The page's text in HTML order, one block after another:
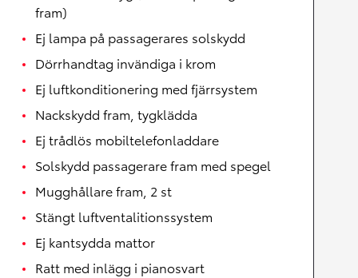
fram)
Ej lampa på passagerares solskydd
Dörrhandtag invändiga i krom
Ej luftkonditionering med fjärrsystem
Nackskydd fram, tygklädda
Ej trådlös mobiltelefonladdare
Solskydd passagerare fram med spegel
Mugghållare fram, 2 st
Stängt luftventalitionssystem
Ej kantsydda mattor
Ratt med inlägg i pianosvart